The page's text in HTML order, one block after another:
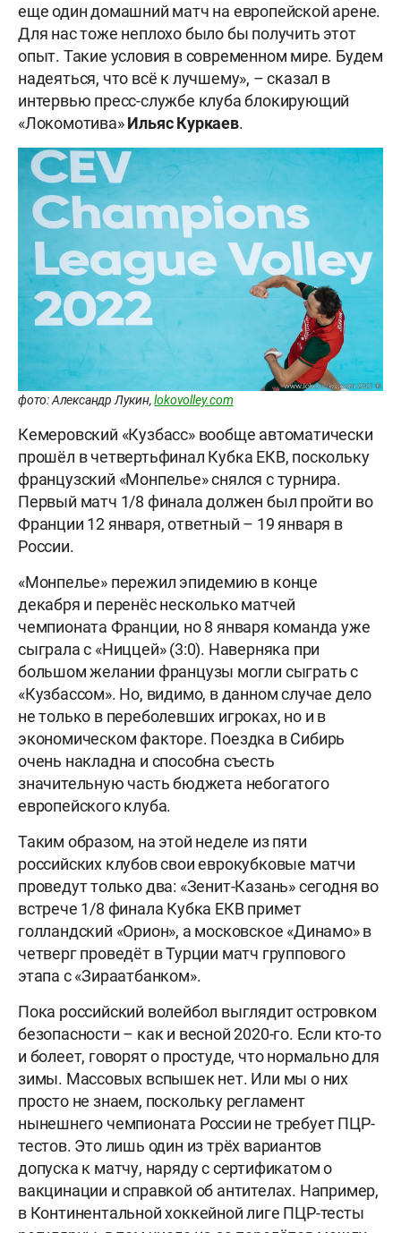
еще один домашний матч на европейской арене.
Для нас тоже неплохо было бы получить этот
опыт. Такие условия в современном мире. Будем
надеяться, что всё к лучшему», – сказал в
интервью пресс-службе клуба блокирующий
«Локомотива»Ильяс Куркаев.
фото: Александр Лукин,lokovolley.com
Кемеровский «Кузбасс» вообще автоматически
прошёл в четвертьфинал Кубка ЕКВ, поскольку
французский «Монпелье» снялся с турнира.
Первый матч 1/8 финала должен был пройти во
Франции 12 января, ответный – 19 января в
России.
«Монпелье» пережил эпидемию в конце
декабря и перенёс несколько матчей
чемпионата Франции, но 8 января команда уже
сыграла с «Ниццей» (3:0). Наверняка при
большом желании французы могли сыграть с
«Кузбассом». Но, видимо, в данном случае дело
не только в переболевших игроках, но и в
экономическом факторе. Поездка в Сибирь
очень накладна и способна съесть
значительную часть бюджета небогатого
европейского клуба.
Таким образом, на этой неделе из пяти
российских клубов свои еврокубковые матчи
проведут только два: «Зенит-Казань» сегодня во
встрече 1/8 финала Кубка ЕКВ примет
голландский «Орион», а московское «Динамо» в
четверг проведёт в Турции матч группового
этапа с «Зираатбанком».
Пока российский волейбол выглядит островком
безопасности – как и весной 2020-го. Если кто-то
и болеет, говорят о простуде, что нормально для
зимы. Массовых вспышек нет. Или мы о них
просто не знаем, поскольку регламент
нынешнего чемпионата России не требует ПЦР-
тестов. Это лишь один из трёх вариантов
допуска к матчу, наряду с сертификатом о
вакцинации и справкой об антителах. Например,
в Континентальной хоккейной лиге ПЦР-тесты